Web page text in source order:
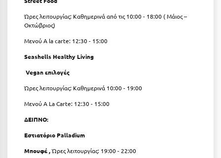
Κάρυστος
Καστοριά
Κατερίνη
Κέα - Τζιά
Κερατέα
Ώρες λειτουργίας: Καθημερινά από τις 10:00 - 18:00 ( Μάιος –
Οκτώβριος)
Μενού A la carte: 12:30 - 15:00
Seashells Healthy Living
Veganεπιλογές
Ώρες λειτουργίας: Καθημερινά 10:00 - 19:00
Μενού A La Carte: 12:30 - 15:00
ΔΕIΠΝΟ:
Εστιατόριο Palladium
Μπουφέ ,Ώρες λειτουργίας: 19:00 - 22:00